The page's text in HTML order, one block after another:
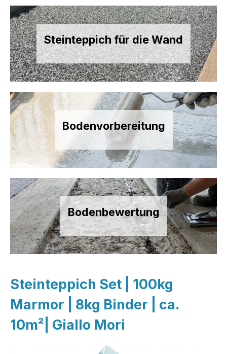
Steinteppich für die Wand
Bodenvorbereitung
Bodenbewertung
Steinteppich Set | 100kg
Marmor | 8kg Binder | ca.
10m²| Giallo Mori